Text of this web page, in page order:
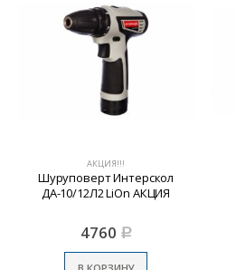
АКЦИЯ!!!
Шуруповерт Интерскол
ДА-10/12Л2 LiOn АКЦИЯ
4760 Р